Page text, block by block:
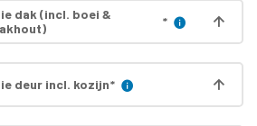
dak (incl. boei &
*
deur incl. kozijn*